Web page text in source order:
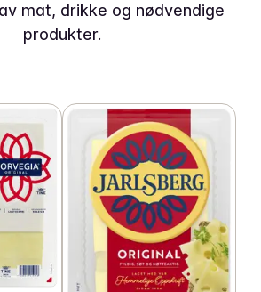
mat, drikke og nødvendige
produkter.